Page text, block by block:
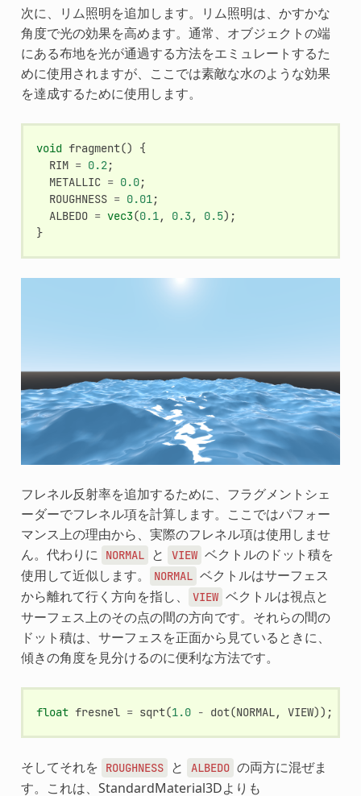
次に、リム照明を追加します。リム照明は、かすかな
角度で光の効果を高めます。通常、オブジェクトの端
にある布地を光が通過する方法をエミュレートするた
めに使用されますが、ここでは素敵な水のような効果
を達成するために使用します。
void fragment()
{
RIM = 0.2;
METALLIC = 0.0;
ROUGHNESS = 0.01 ;
ALBEDO = vec3(0.1 , 0.3, 0.5);
}
フレネル反射率を追加するために、フラグメントシェ
ーダーでフレネル項を計算します。ここではパフォー
マンス上の理由から、実際のフレネル項は使用しませ
ん。代わりに
NORMAL と VIEW ベクトルのドット積を
使用して近似します。
NORMAL ベクトルはサーフェス
から離れて行く方向を指し、
VIEW ベクトルは視点と
サーフェス上のその点の間の方向です。それらの間の
ドット積は、サーフェスを正面から見ているときに、
傾きの角度を見分けるのに便利な方法です。
float fresnel = sqrt(1.0 - dot(NORMAL, VIEW));
そしてそれを ROUGHNESS と ALBEDO の両方に混ぜま
す。これは、StandardMaterial3Dよりも